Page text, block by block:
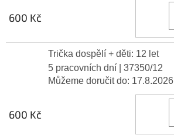
600 Kč
Trička dospělí + děti: 12 let
5 pracovních dní
| 37350/12
Můžeme doručit do: 17.8.2026
600 Kč